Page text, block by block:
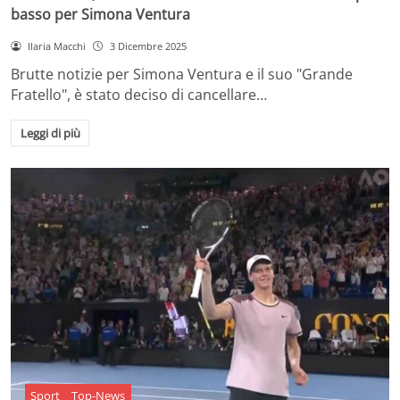
basso per Simona Ventura
Ilaria Macchi 3 Dicembre 2025
Brutte notizie per Simona Ventura e il suo "Grande
Fratello", è stato deciso di cancellare…
Leggi di più
Sport Top-News